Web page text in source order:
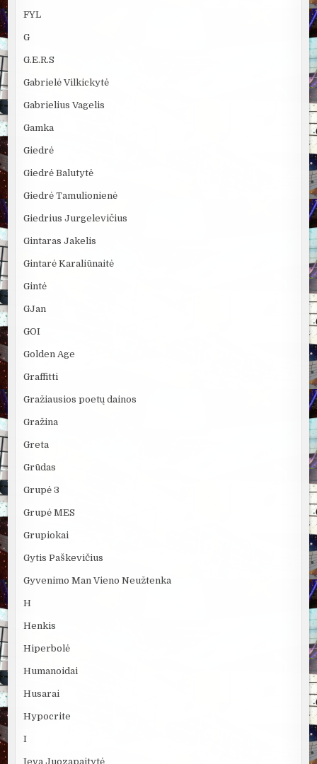
FYL
G
G.E.R.S
Gabrielė Vilkickytė
Gabrielius Vagelis
Gamka
Giedrė
Giedrė Balutytė
Giedrė Tamulionienė
Giedrius Jurgelevičius
Gintaras Jakelis
Gintarė Karaliūnaitė
Gintė
GJan
GOI
Golden Age
Graffitti
Gražiausios poetų dainos
Gražina
Greta
Grūdas
Grupė 3
Grupė MES
Grupiokai
Gytis Paškevičius
Gyvenimo Man Vieno Neužtenka
H
Henkis
Hiperbolė
Humanoidai
Husarai
Hypocrite
I
Ieva Juozapaitytė